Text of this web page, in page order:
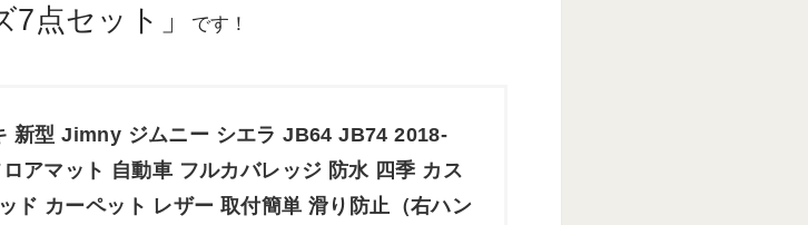
7点セット」 です！
新型 Jimny ジムニー シエラ JB64 JB74 2018-
アマット 自動車 フルカバレッジ 防水 四季 カス
ド カーペット レザー 取付簡単 滑り防止（右ハン